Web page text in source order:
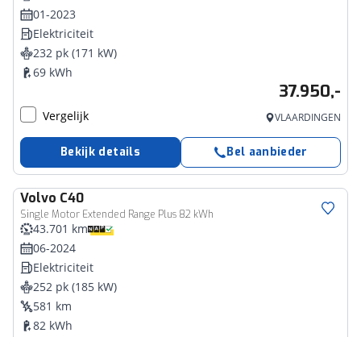
01-2023
Elektriciteit
232 pk (171 kW)
69 kWh
37.950,-
Vergelijk VLAARDINGEN
Bekijk details Bel aanbieder
Volvo C40
Single Motor Extended Range Plus 82 kWh
43.701 km
06-2024
Elektriciteit
252 pk (185 kW)
581 km
82 kWh